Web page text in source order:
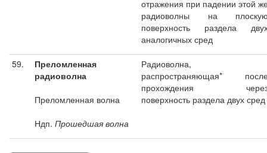
отражения при падении этой
радиоволны на
поверхность раздела
аналогичных сред
59.
Преломленная
радиоволна
Преломленная волна
Ндп. Прошедшая волна
Радиоволна,
распространяющая*
прохождения
поверхность раздела двух сред